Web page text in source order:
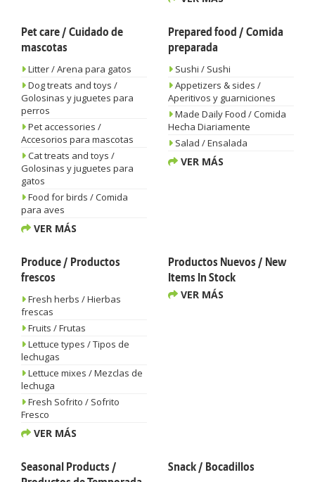
Pet care / Cuidado de
mascotas
Litter / Arena para gatos
Dog treats and toys /
Golosinas y juguetes para
perros
Pet accessories /
Accesorios para mascotas
Cat treats and toys /
Golosinas y juguetes para
gatos
Food for birds / Comida
para aves
VER MÁS
Prepared food / Comida
preparada
Sushi / Sushi
Appetizers & sides /
Aperitivos y guarniciones
Made Daily Food / Comida
Hecha Diariamente
Salad / Ensalada
VER MÁS
Produce / Productos
frescos
Fresh herbs / Hierbas
frescas
Fruits / Frutas
Lettuce types / Tipos de
lechugas
Lettuce mixes / Mezclas de
lechuga
Fresh Sofrito / Sofrito
Fresco
VER MÁS
Productos Nuevos / New
Items In Stock
VER MÁS
Seasonal Products /
Snack / Bocadillos